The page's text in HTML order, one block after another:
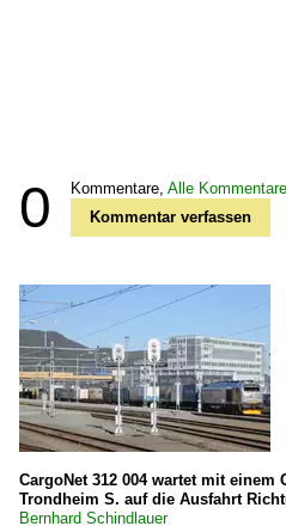
0 Kommentare, Alle Kommentare
Kommentar verfassen
CargoNet 312 004 wartet mit einem
Trondheim S. auf die Ausfahrt
Bernhard Schindlauer